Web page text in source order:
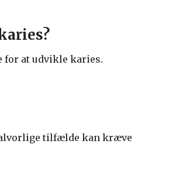
for at udvikle karies.
alvorlige tilfælde kan kræve